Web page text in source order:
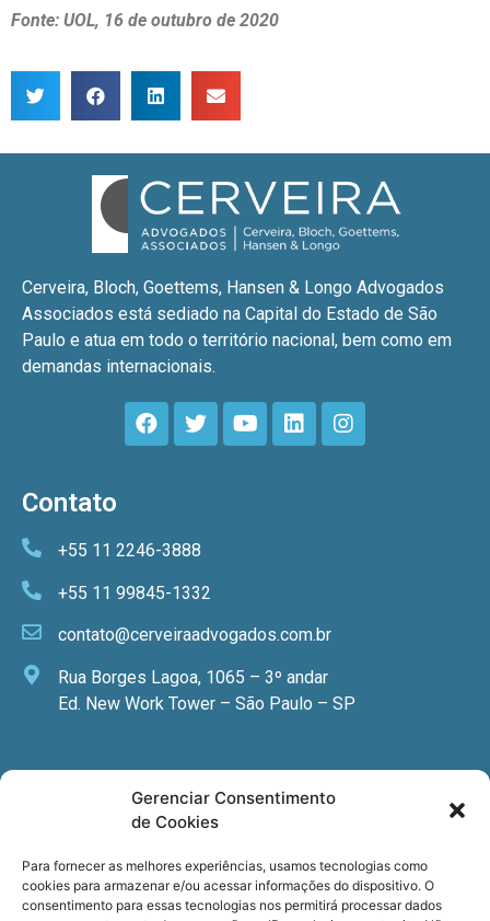
Gerenciar Consentimento
de Cookies
Para fornecer as melhores experiências, usamos tecnologias como
cookies para armazenar e/ou acessar informações do dispositivo. O
consentimento para essas tecnologias nos permitirá processar dados
Fonte: UOL, 16 de outubro de 2020
Cerveira, Bloch, Goettems, Hansen & Longo Advogados
Associados está sediado na Capital do Estado de São
Paulo e atua em todo o território nacional, bem como em
demandas internacionais.
Contato
+55 11 2246-3888
+55 11 99845-1332
contato@cerveiraadvogados.com.br
Rua Borges Lagoa, 1065 – 3º andar
Ed. New Work Tower – São Paulo – SP
Newsletter
especializadas, cursos e eventos?
Registre seu email.